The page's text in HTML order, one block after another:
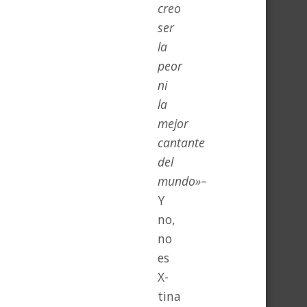
creo
ser
la
peor
ni
la
mejor
cantante
del
mundo»–
Y
no,
no
es
X-
tina